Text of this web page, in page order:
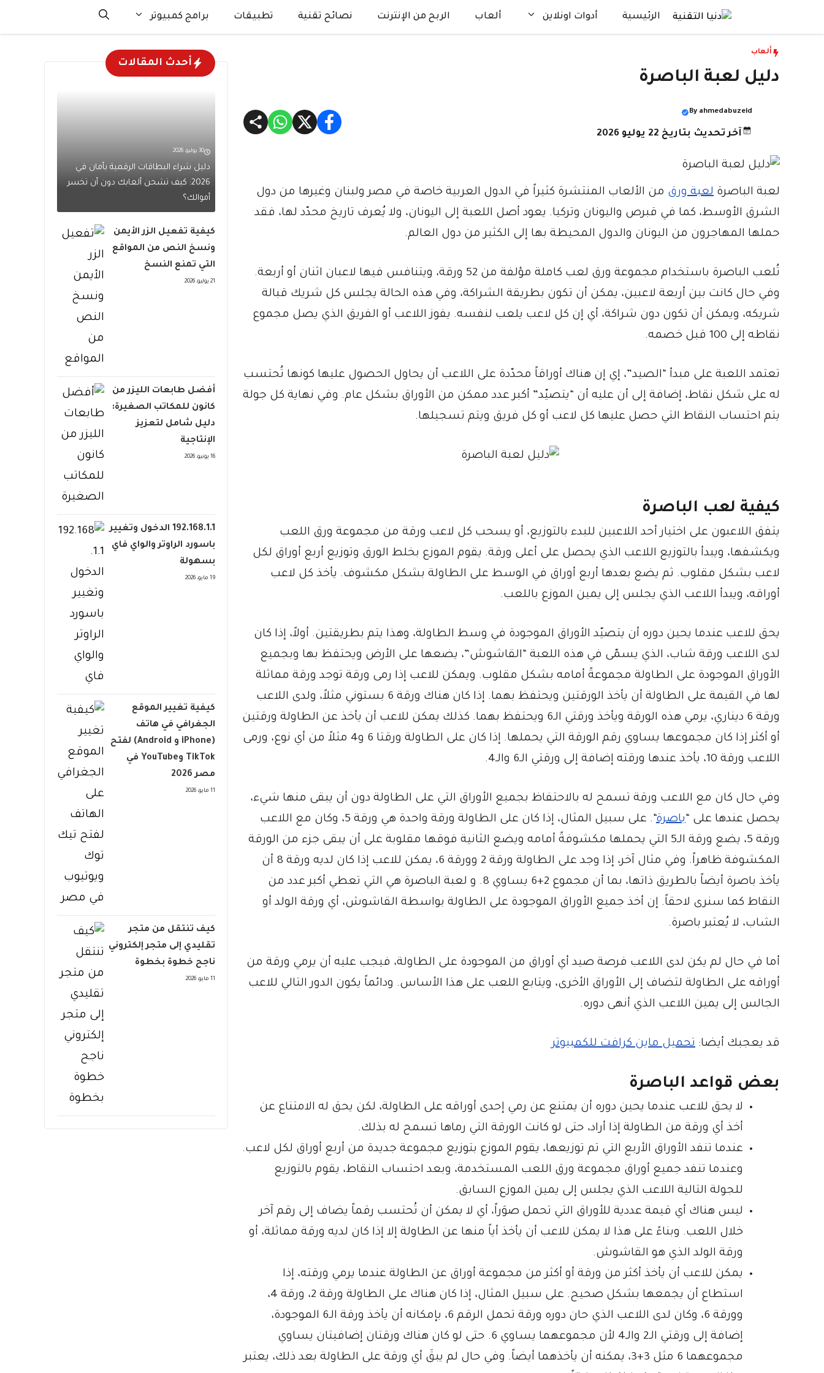
إلى
الرئيسية أدوات اونلاين ألعاب الربح من الإنترنت نصائح تقنية تطبيقات برامج كمبيوتر
ألعاب
دليل لعبة الباصرة
By ahmedabuzeid
آخر تحديث بتاريخ 22 يوليو 2026
لعبة الباصرة لعبة ورق من الألعاب المنتشرة كثيراً في الدول العربية خاصة في مصر ولبنان وغيرها من دول
الشرق الأوسط، كما في قبرص واليونان وتركيا. يعود أصل اللعبة إلى اليونان، ولا يُعرف تاريخ محدّد لها، فقد
حملها المهاجرون من اليونان والدول المحيطة بها إلى الكثير من دول العالم.
تُلعب الباصرة باستخدام مجموعة ورق لعب كاملة مؤلفة من 52 ورقة، ويتنافس فيها لاعبان اثنان أو أربعة.
وفي حال كانت بين أربعة لاعبين، يمكن أن تكون بطريقة الشراكة، وفي هذه الحالة يجلس كل شريك قبالة
شريكه، ويمكن أن تكون دون شراكة، أي إن كل لاعب يلعب لنفسه. يفوز اللاعب أو الفريق الذي يصل مجموع
نقاطه إلى 100 قبل خصمه.
تعتمد اللعبة على مبدأ “الصيد”، إي إن هناك أوراقاً محدّدة على اللاعب أن يحاول الحصول عليها كونها تُحتسب
له على شكل نقاط، إضافة إلى أن عليه أن “يتصيّد” أكبر عدد ممكن من الأوراق بشكل عام. وفي نهاية كل جولة
يتم احتساب النقاط التي حصل عليها كل لاعب أو كل فريق ويتم تسجيلها.
كيفية لعب الباصرة
يتفق اللاعبون على اختيار أحد اللاعبين للبدء بالتوزيع، أو يسحب كل لاعب ورقة من مجموعة ورق اللعب
ويكشفها، ويبدأ بالتوزيع اللاعب الذي يحصل على أعلى ورقة. يقوم الموزع بخلط الورق وتوزيع أربع أوراق لكل
لاعب بشكل مقلوب. ثم يضع بعدها أربع أوراق في الوسط على الطاولة بشكل مكشوف. يأخذ كل لاعب
أوراقه، ويبدأ اللاعب الذي يجلس إلى يمين الموزع باللعب.
يحق للاعب عندما يحين دوره أن يتصيّد الأوراق الموجودة في وسط الطاولة، وهذا يتم بطريقتين. أولاً، إذا كان
لدى اللاعب ورقة شاب، الذي يسمّى في هذه اللعبة “القاشوش”، يضعها على الأرض ويحتفظ بها وبجميع
الأوراق الموجودة على الطاولة مجموعةً أمامه بشكل مقلوب. ويمكن للاعب إذا رمى ورقة توجد ورقة مماثلة
لها في القيمة على الطاولة أن يأخذ الورقتين ويحتفظ بهما. إذا كان هناك ورقة 6 بستوني مثلاً، ولدى اللاعب
ورقة 6 ديناري، يرمي هذه الورقة ويأخذ ورقتي الـ6 ويحتفظ بهما. كذلك يمكن للاعب أن يأخذ عن الطاولة ورقتين
أو أكثر إذا كان مجموعها يساوي رقم الورقة التي يحملها. إذا كان على الطاولة ورقتا 6 و4 مثلاً من أي نوع، ورمى
اللاعب ورقة 10، يأخذ عندها ورقته إضافة إلى ورقتي الـ6 والـ4.
وفي حال كان مع اللاعب ورقة تسمح له بالاحتفاظ بجميع الأوراق التي على الطاولة دون أن يبقى منها شيء،
يحصل عندها على “باصرة
“. على سبيل المثال، إذا كان على الطاولة ورقة واحدة هي ورقة 5، وكان مع اللاعب
ورقة 5، يضع ورقة الـ5 التي يحملها مكشوفةً أمامه ويضع الثانية فوقها مقلوبة على أن يبقى جزء من الورقة
المكشوفة ظاهراً. وفي مثال آخر، إذا وجد على الطاولة ورقة 2 وورقة 6، يمكن للاعب إذا كان لديه ورقة 8 أن
يأخذ باصرة أيضاً بالطريق ذاتها، بما أن مجموع 2+6 يساوي 8. و لعبة الباصرة هي التي تعطي أكبر عدد من
النقاط كما سنرى لاحقاً. إن أخذ جميع الأوراق الموجودة على الطاولة بواسطة القاشوش، أي ورقة الولد أو
الشاب، لا يُعتبر باصرة.
أما في حال لم يكن لدى اللاعب فرصة صيد أي أوراق من الموجودة على الطاولة، فيجب عليه أن يرمي ورقة من
أوراقه على الطاولة لتضاف إلى الأوراق الأخرى، ويتابع اللعب على هذا الأساس. ودائماً يكون الدور التالي للاعب
الجالس إلى يمين اللاعب الذي أنهى دوره.
قد يعجبك أيضا: تحميل ماين كرافت للكمبيوتر
بعض قواعد الباصرة
لا يحق للاعب عندما يحين دوره أن يمتنع عن رمي إحدى أوراقه على الطاولة، لكن يحق له الامتناع عن
أخذ أي ورقة من الطاولة إذا أراد، حتى لو كانت الورقة التي رماها تسمح له بذلك.
عندما تنفد الأوراق الأربع التي تم توزيعها، يقوم الموزع بتوزيع مجموعة جديدة من أربع أوراق لكل لاعب.
وعندما تنفد جميع أوراق مجموعة ورق اللعب المستخدمة، وبعد احتساب النقاط، يقوم بالتوزيع
للجولة التالية اللاعب الذي يجلس إلى يمين الموزع السابق.
ليس هناك أي قيمة عددية للأوراق التي تحمل صوَراً، أي لا يمكن أن تُحتسب رقماً يضاف إلى رقم آخر
خلال اللعب. وبناءً على هذا لا يمكن للاعب أن يأخذ أياً منها عن الطاولة إلا إذا كان لديه ورقة مماثلة، أو
ورقة الولد الذي هو القاشوش.
يمكن للاعب أن يأخذ أكثر من ورقة أو أكثر من مجموعة أوراق عن الطاولة عندما يرمي ورقته، إذا
استطاع أن يجمعها بشكل صحيح. على سبيل المثال، إذا كان هناك على الطاولة ورقة 2، ورقة 4،
وورقة 6، وكان لدى اللاعب الذي حان دوره ورقة تحمل الرقم 6، بإمكانه أن يأخذ ورقة الـ6 الموجودة،
إضافة إلى ورقتي الـ2 والـ4 لأن مجموعهما يساوي 6. حتى لو كان هناك ورقتان إضافيتان يساوي
مجموعهما 6 مثل 3+3، يمكنه أن يأخذهما أيضاً. وفي حال لم يبقَ أي ورقة على الطاولة بعد ذلك، يعتبر
أحدث المقالات
30 يوليو، 2026
دليل شراء البطاقات الرقمية بأمان في
2026: كيف تشحن ألعابك دون أن تخسر
أموالك؟
كيفية تفعيل الزر الأيمن
ونسخ النص من المواقع
التي تمنع النسخ
21 يوليو، 2026
أفضل طابعات الليزر من
كانون للمكاتب الصغيرة:
دليل شامل لتعزيز
الإنتاجية
16 يونيو، 2026
192.168.1.1 الدخول وتغيير
باسورد الراوتر والواي فاي
بسهولة
19 مايو، 2026
كيفية تغيير الموقع
الجغرافي في هاتف
(iPhone و Android) لفتح
TikTok وYouTube في
مصر 2026
11 مايو، 2026
كيف تنتقل من متجر
تقليدي إلى متجر إلكتروني
ناجح خطوة بخطوة
11 مايو، 2026